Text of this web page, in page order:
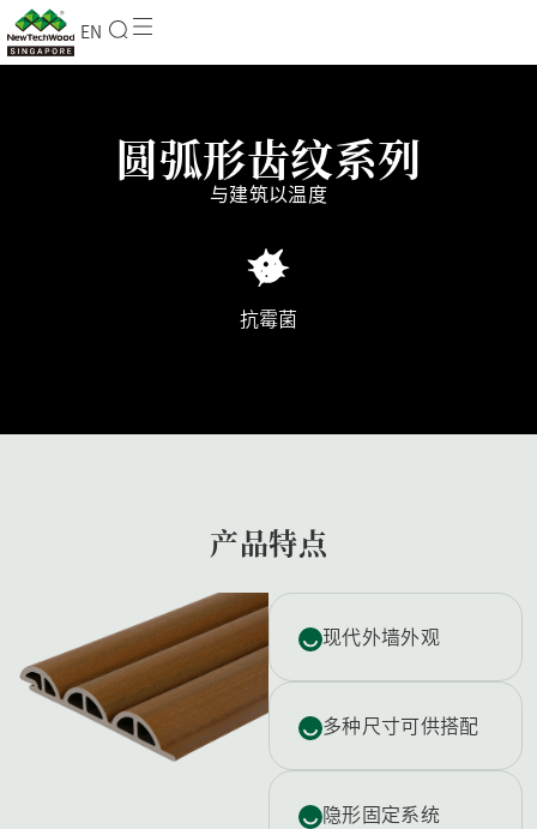
EN
圆弧形齿纹系列
与建筑以温度
抗霉菌
产品特点
现代外墙外观
多种尺寸可供搭配
隐形固定系统